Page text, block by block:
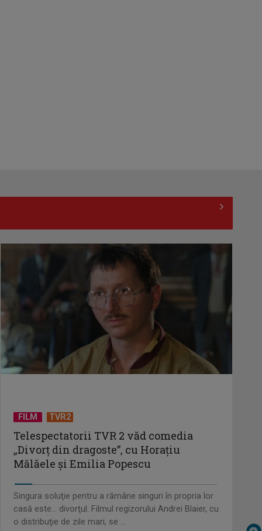
concursul ...
CONCACAF respinge planul FIFA de
privatizare parțială a activităților
comerciale
EVENIMENT ESTIVAL - Taberele
ARC – Acolo unde începe ACASĂ
"Robin Hood"-ul serialelor coreene:
"Iljimae, hoţul fantomă", la TVR 1
Un reper al cinematografiei
mondiale, la TVR Cultural: „Roma,
FILM TVR2
Telespectatorii TVR 2 văd comedia
„Divorţ din dragoste”, cu Horaţiu
Mălăele şi Emilia Popescu
Singura soluţie pentru a rămâne singuri în propria lor
casă este... divorţul. Filmul regizorului Andrei Blaier, cu
o distribuţie de zile mari, se ...